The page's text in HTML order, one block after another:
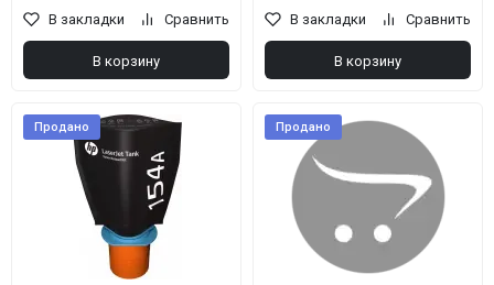
В закладки Сравнить
В корзину
В закладки Сравнить
В корзину
Продано Продано